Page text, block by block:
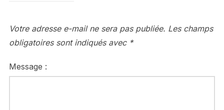
Votre adresse e-mail ne sera pas publiée. Les champs
obligatoires sont indiqués avec *
Message :